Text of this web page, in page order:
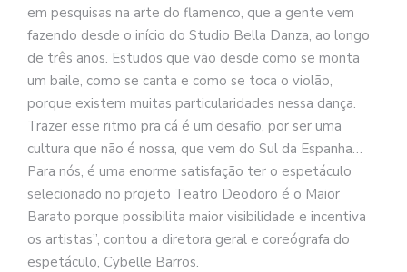
em pesquisas na arte do flamenco, que a gente vem
fazendo desde o início do Studio Bella Danza, ao longo
de três anos. Estudos que vão desde como se monta
um baile, como se canta e como se toca o violão,
porque existem muitas particularidades nessa dança.
Trazer esse ritmo pra cá é um desafio, por ser uma
cultura que não é nossa, que vem do Sul da Espanha…
Para nós, é uma enorme satisfação ter o espetáculo
selecionado no projeto Teatro Deodoro é o Maior
Barato porque possibilita maior visibilidade e incentiva
os artistas”, contou a diretora geral e coreógrafa do
espetáculo, Cybelle Barros.